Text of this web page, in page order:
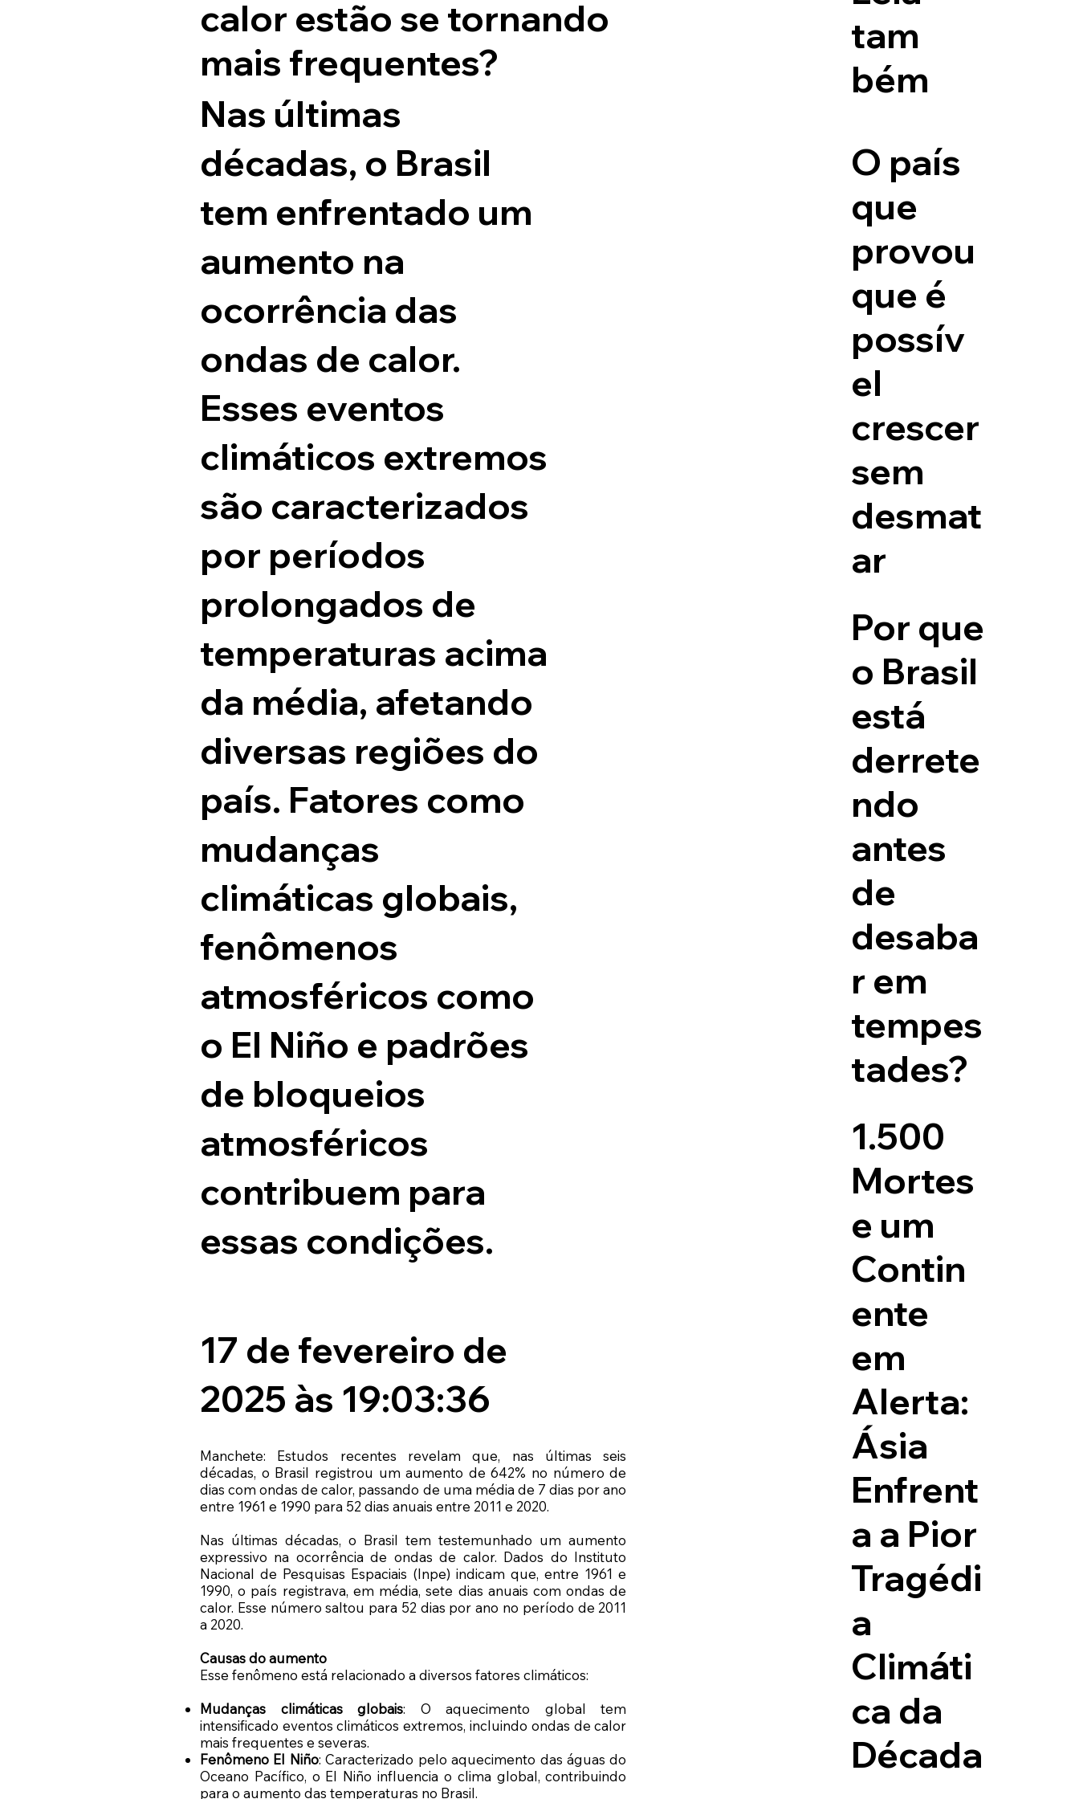
calor estão se tornando
mais frequentes?
Nas últimas
décadas, o Brasil
tem enfrentado um
aumento na
ocorrência das
ondas de calor.
Esses eventos
climáticos extremos
são caracterizados
por períodos
prolongados de
temperaturas acima
da média, afetando
diversas regiões do
país. Fatores como
mudanças
climáticas globais,
fenômenos
atmosféricos como
o El Niño e padrões
de bloqueios
atmosféricos
contribuem para
essas condições.
17 de fevereiro de
2025 às 19:03:36
Manchete: Estudos recentes revelam que, nas últimas seis
décadas, o Brasil registrou um aumento de 642% no número de
dias com ondas de calor, passando de uma média de 7 dias por ano
entre 1961 e 1990 para 52 dias anuais entre 2011 e 2020.
Nas últimas décadas, o Brasil tem testemunhado um aumento
expressivo na ocorrência de ondas de calor. Dados do Instituto
Nacional de Pesquisas Espaciais (Inpe) indicam que, entre 1961 e
1990, o país registrava, em média, sete dias anuais com ondas de
calor. Esse número saltou para 52 dias por ano no período de 2011
a 2020.
Causas do aumento
Esse fenômeno está relacionado a diversos fatores climáticos:
Mudanças climáticas globais: O aquecimento global tem
intensificado eventos climáticos extremos, incluindo ondas de calor
mais frequentes e severas.
Fenômeno El Niño: Caracterizado pelo aquecimento das águas do
Oceano Pacífico, o El Niño influencia o clima global, contribuindo
para o aumento das temperaturas no Brasil.
O país
que
provou
que é
possív
el
crescer
sem
desmat
ar
Por que
o Brasil
está
derrete
ndo
antes
de
desaba
r em
tempes
tades?
1.500
Mortes
e um
Contin
ente
em
Alerta:
Ásia
Enfrent
a a Pior
Tragédi
a
Climáti
ca da
Década
tam
bém